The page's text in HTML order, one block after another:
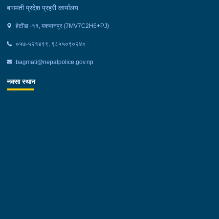
बागमती प्रदेश प्रहरी कार्यालय
हेटौंडा -११, मकवानपुर (7MV7C2H6+PJ)
०५७-५२१४९९, ९८५५०९०२४०
bagmati@nepalpolice.gov.np
नक्सा स्थान